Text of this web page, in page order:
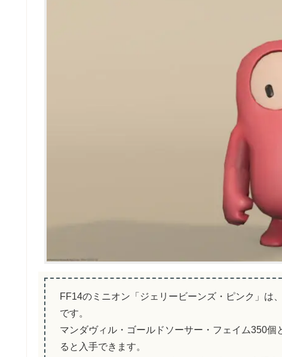
FF14のミニオン「ジェリービーンズ・ピンク」は
です。
マンダヴィル・ゴールドソーサー・フェイム350
ると入手できます。